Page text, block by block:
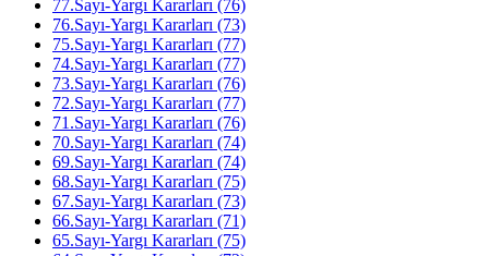
77.Sayı-Yargı Kararları (76)
76.Sayı-Yargı Kararları (73)
75.Sayı-Yargı Kararları (77)
74.Sayı-Yargı Kararları (77)
73.Sayı-Yargı Kararları (76)
72.Sayı-Yargı Kararları (77)
71.Sayı-Yargı Kararları (76)
70.Sayı-Yargı Kararları (74)
69.Sayı-Yargı Kararları (74)
68.Sayı-Yargı Kararları (75)
67.Sayı-Yargı Kararları (73)
66.Sayı-Yargı Kararları (71)
65.Sayı-Yargı Kararları (75)